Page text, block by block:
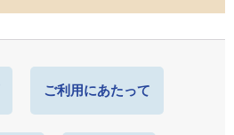
ご利用にあたって